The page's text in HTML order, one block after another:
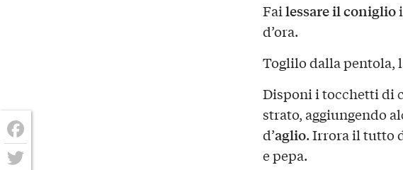
Failessare il coniglio
d’ora.
Toglilo dalla pentola,
Disponi i tocchetti di
strato, aggiungendo
d’aglio. Irrora il tutto
e pepa.
Facebook